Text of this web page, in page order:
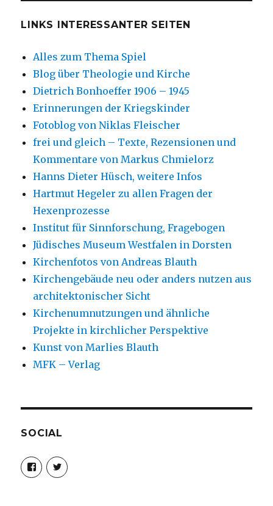
LINKS INTERESSANTER SEITEN
Alles zum Thema Spiel
Blog über Theologie und Kirche
Dietrich Bonhoeffer 1906 – 1945
Erinnerungen der Kriegskinder
Fotoblog von Niklas Fleischer
frei und gleich – Texte, Rezensionen und
Kommentare von Markus Chmielorz
Hanns Dieter Hüsch, weitere Infos
Hartmut Hegeler zu allen Fragen der
Hexenprozesse
Institut für Sinnforschung, Fragebogen
Jüdisches Museum Westfalen in Dorsten
Kirchenfotos von Andreas Blauth
Kirchengebäude neu oder anders nutzen aus
architektonischer Sicht
Kirchenumnutzungen und ähnliche
Projekte in kirchlicher Perspektive
Kunst von Marlies Blauth
MFK – Verlag
SOCIAL
Profil
von
christoph.fleischer1
Profil
von